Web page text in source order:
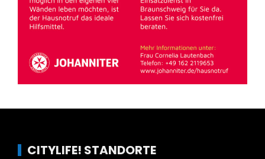
CITYLIFE! STANDORTE